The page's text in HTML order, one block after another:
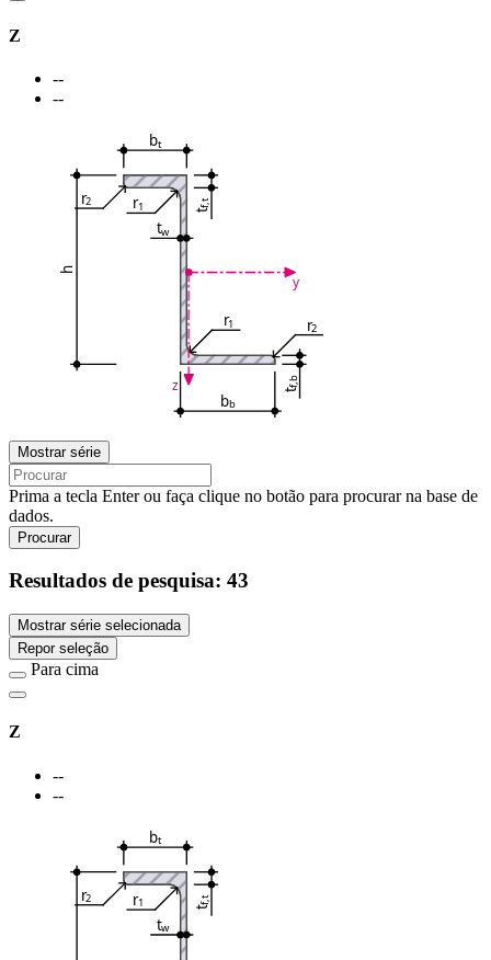
Z
--
--
bt
tw
bb
h
t
f,t
t
f,b
r2 r1
r1 r2
y
z
Mostrar série
Prima a tecla Enter ou faça clique no botão para procurar na base de
dados.
Procurar
Resultados de pesquisa: 43
Mostrar série selecionada
Repor seleção
Para cima
Z
--
--
bt
tw
t
f,t
r2 r1